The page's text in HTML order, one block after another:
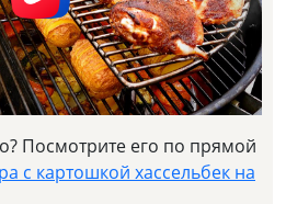
Посмотрите его по прямой
с картошкой хассельбек на